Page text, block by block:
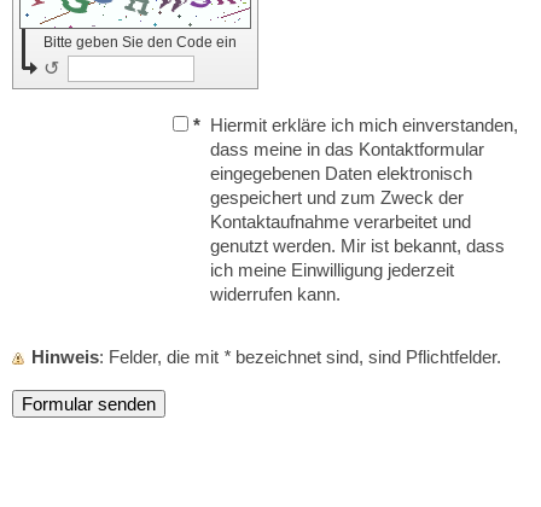
Bitte geben Sie den Code ein
↺
* Hiermit erkläre ich mich einverstanden,
dass meine in das Kontaktformular
eingegebenen Daten elektronisch
gespeichert und zum Zweck der
Kontaktaufnahme verarbeitet und
genutzt werden. Mir ist bekannt, dass
ich meine Einwilligung jederzeit
widerrufen kann.
Hinweis : Felder, die mit * bezeichnet sind, sind Pflichtfelder.